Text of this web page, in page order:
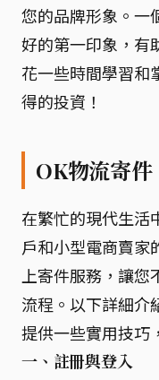
您的品牌形象。一
好的第一印象，有
花一些時間學習和
得的投資！
OK物流寄
在繁忙的現代生活
戶和小型電商賣家
上寄件服務，讓您
流程。以下詳細介
提供一些實用技巧
一、註冊與登入